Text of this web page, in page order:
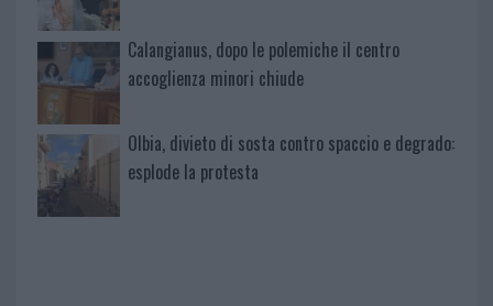
Calangianus, dopo le polemiche il centro
accoglienza minori chiude
Olbia, divieto di sosta contro spaccio e degrado:
esplode la protesta